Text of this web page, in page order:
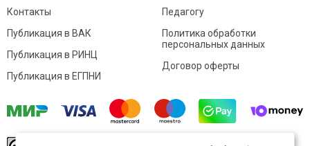
Контакты
Педагогу
Публикация в ВАК
Публикация в РИНЦ
Публикация в ЕГПНИ
Политика обработки
персональных данных
Договор оферты